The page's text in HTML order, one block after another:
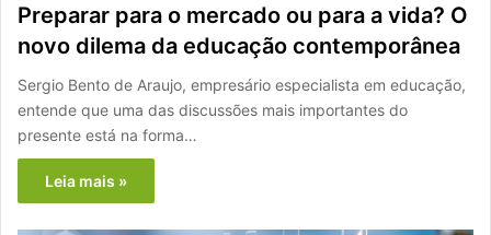
Preparar para o mercado ou para a vida? O
novo dilema da educação contemporânea
Sergio Bento de Araujo, empresário especialista em educação,
entende que uma das discussões mais importantes do
presente está na forma…
Leia mais »